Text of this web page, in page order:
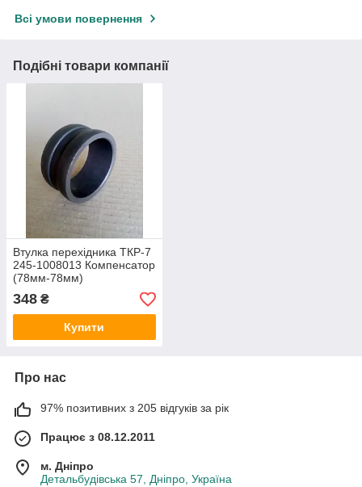
Всі умови повернення
Подібні товари компанії
Втулка перехідника ТКР-7
245-1008013 Компенсатор
(78мм-78мм)
348 ₴
Купити
Про нас
97% позитивних з 205 відгуків за рік
Працює з 08.12.2011
м. Дніпро
Детальбудівська 57, Дніпро, Україна